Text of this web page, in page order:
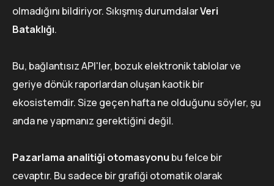
olmadığını bildiriyor. Sıkışmış durumdalarVeri
Bataklığı.
Bu, bağlantısız API'ler, bozuk elektronik tablolar ve
geriye dönük raporlardan oluşan kaotik bir
ekosistemdir. Size geçen hafta ne olduğunu söyler, şu
anda ne yapmanız gerektiğini değil.
Pazarlama analitiği otomasyonu bu felce bir
cevaptır. Bu sadece bir grafiği otomatik olarak